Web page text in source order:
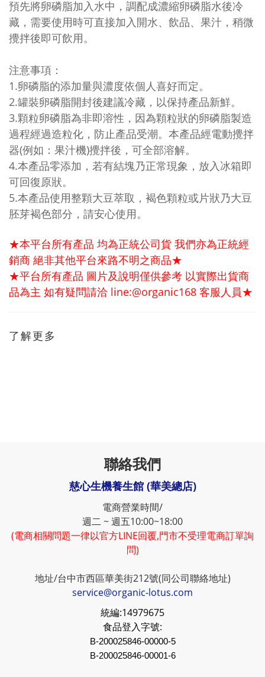
預先將卵磷脂加入水中，調配成濃縮卵磷脂水後冷
藏，需要使用時可直接加入開水、飲品、果汁，稍微
攪拌後即可飲用。
注意事項：
1.卵磷脂的添加量與濃度依個人喜好而定。
2.罐裝卵磷脂開封後建議冷藏，以保持產品新鮮。
3.顆粒卵磷脂為非即溶性，因為顆粒狀的卵磷脂製造
過程經過造粒化，防止產品受潮。本產品經電動攪拌
器(例如：果汁機)攪拌後，可全部溶解。
4.本產品零添加，若有結塊乃正常現象，放入冰箱即
可回復原狀。
5.本產品使用整顆大豆萃取，褐色顆粒或片狀乃大豆
胚芽褐色部分，請安心使用。
★本平台所有產品 均為正統公司貨 我們亦為正統經
銷商 絕非其他平台來路不明之商品★
★平台所有產品 圖片及說明僅供參考 以實際出貨商
品為主 如有疑問請洽 line:@organic168 客服人員★
了解更多
聯絡我們
慈心生機養生館 (華美總店)
電商營業時間/
週二 ~ 週五10:00~18:00
(電商相關問題一律以官方LINE回覆,門市不受理電商訂單詢
問)
地址/台中市西區華美街212號(同公司聯絡地址)
service@organic-lotus.com
統編:14979675
食品登入字號:
B-200025846-00000-5
B-200025846-00001-6